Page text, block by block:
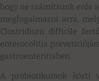
hogy ne számítsunk erős
megfogalmazni arra,
Clostridium difficile
enterocolitis
gastroenteritisben.
A probiotikumok közti